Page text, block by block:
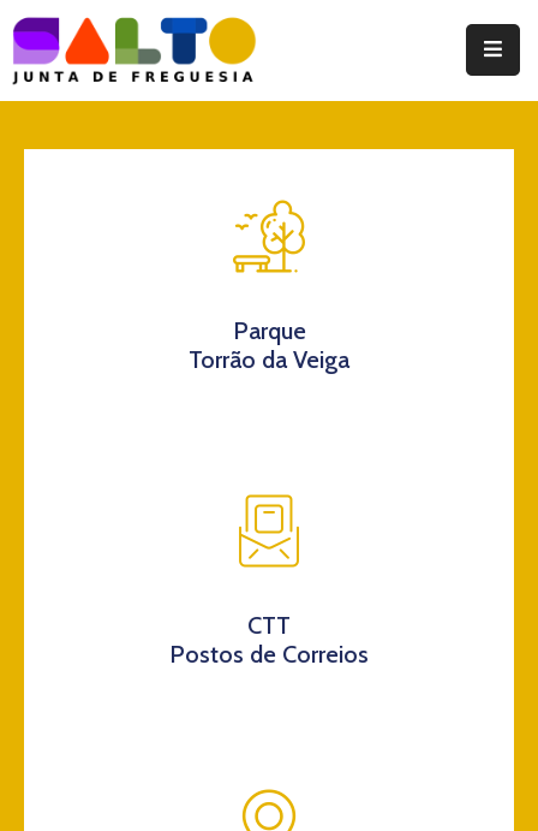
Instituição
Parque
Torrão da Veiga
CTT
Postos de Correios